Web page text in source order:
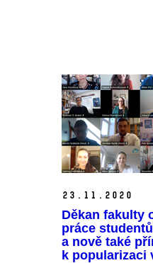
23. 11. 2020
Děkan fakulty
práce
a nově také
k popularizaci